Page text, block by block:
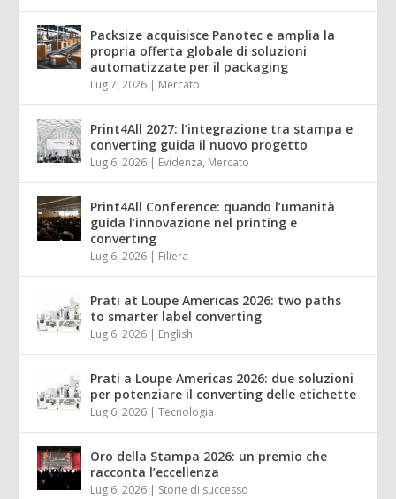
Packsize acquisisce Panotec e amplia la
propria offerta globale di soluzioni
automatizzate per il packaging
Lug 7, 2026 Mercato
Print4All 2027: l’integrazione tra stampa e
converting guida il nuovo progetto
Lug 6, 2026 Evidenza, Mercato
Print4All Conference: quando l’umanità
guida l’innovazione nel printing e
converting
Lug 6, 2026 Filiera
Prati at Loupe Americas 2026: two paths
to smarter label converting
Lug 6, 2026 English
Prati a Loupe Americas 2026: due soluzioni
per potenziare il converting delle etichette
Lug 6, 2026 |Tecnologia
Oro della Stampa 2026: un premio che
racconta l’eccellenza
Lug 6, 2026 Storie di successo